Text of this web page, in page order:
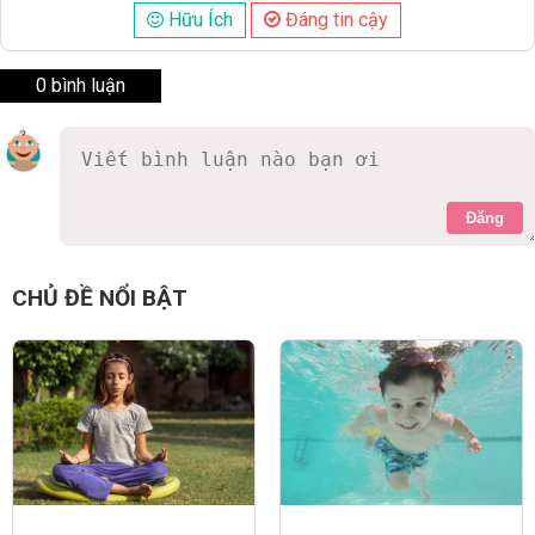
Hữu Ích Đáng tin cậy
0 bình luận
Đăng
CHỦ ĐỀ NỔI BẬT